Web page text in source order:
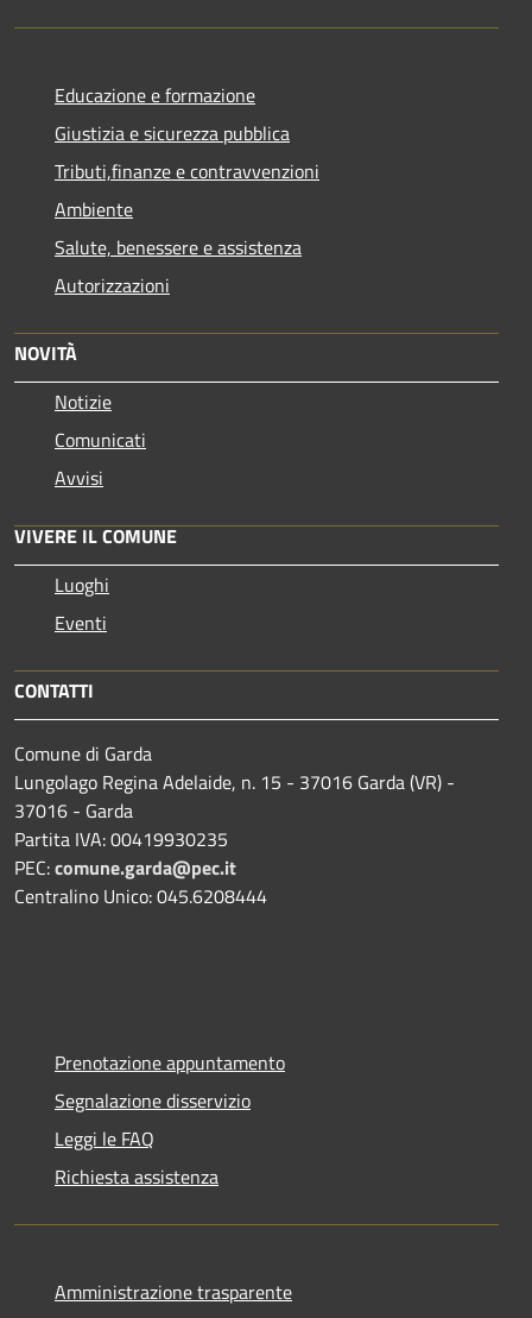
Educazione e formazione
Giustizia e sicurezza pubblica
Tributi,finanze e contravvenzioni
Ambiente
Salute, benessere e assistenza
Autorizzazioni
NOVITÀ
Notizie
Comunicati
Avvisi
VIVERE IL COMUNE
Luoghi
Eventi
CONTATTI
Comune di Garda
Lungolago Regina Adelaide, n. 15 - 37016 Garda (VR) -
37016 - Garda
Partita IVA: 00419930235
PEC:comune.garda@pec.it
Centralino Unico: 045.6208444
Prenotazione appuntamento
Segnalazione disservizio
Leggi le FAQ
Richiesta assistenza
Amministrazione trasparente